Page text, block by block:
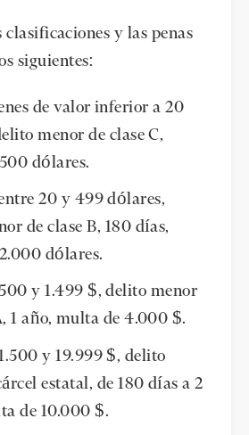
clasificaciones y las penas
siguientes:
de valor inferior a 20
menor de clase C,
dólares.
20 y 499 dólares,
de clase B, 180 días,
dólares.
y 1.499 $, delito menor
1 año, multa de 4.000 $.
y 19.999 $, delito
estatal, de 180 días a 2
de 10.000 $.